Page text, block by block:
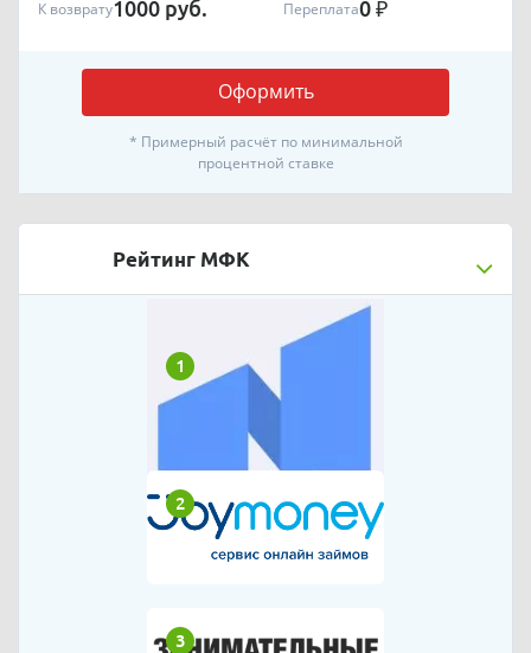
Оформить
К возврату1000 руб. Переплата0 ₽
* Примерный расчёт по минимальной
процентной ставке
Рейтинг МФК
1
2
3